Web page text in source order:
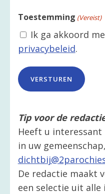
Toestemming (Vereist)
Ik ga akkoord
privacybeleid.
Tip voor de
Heeft u
in uw
De redactie maakt
een selectie uit alle